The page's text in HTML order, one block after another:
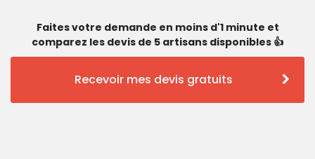
Faites votre demande en moins d'1 minute et
comparez les devis de 5 artisans disponibles 👍
Recevoir mes devis gratuits